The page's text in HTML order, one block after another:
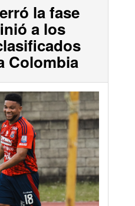
la fase
a los
Colombia